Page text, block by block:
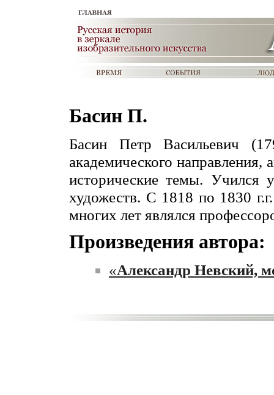
Басин П.
Басин Петр Васильевич
академического направления,
исторические темы. Учился
художеств. С 1818 по 1830
многих лет являлся
Произведения автора:
«Александр Невский,